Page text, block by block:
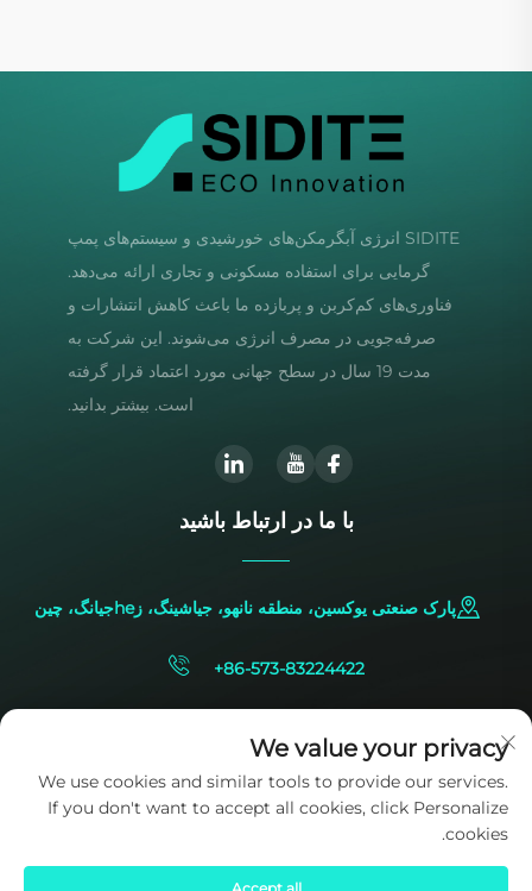
SIDITE انرژی آبگرمکن‌های خورشیدی و سیستم‌های پمپ
گرمایی برای استفاده مسکونی و تجاری ارائه می‌دهد.
فناوری‌های کم‌کربن و پربازده ما باعث کاهش انتشارات و
صرفه‌جویی در مصرف انرژی می‌شوند. این شرکت به
مدت 19 سال در سطح جهانی مورد اعتماد قرار گرفته
است. بیشتر بدانید.
با ما در ارتباط باشید
پارک صنعتی یوکسین، منطقه نانهو، جیاشینگ، زheجیانگ، چین
+86-573-83224422
We value your privacy
We use cookies and similar tools to provide our services.
If you don't want to accept all cookies, click Personalize
cookies.